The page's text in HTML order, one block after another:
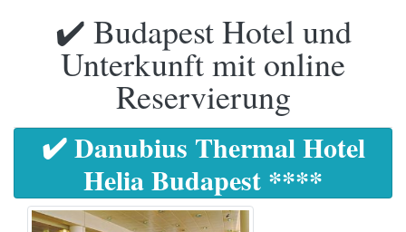
✔️ Budapest Hotel und
Unterkunft mit online
Reservierung
✔️ Danubius Thermal Hotel
Helia Budapest ****